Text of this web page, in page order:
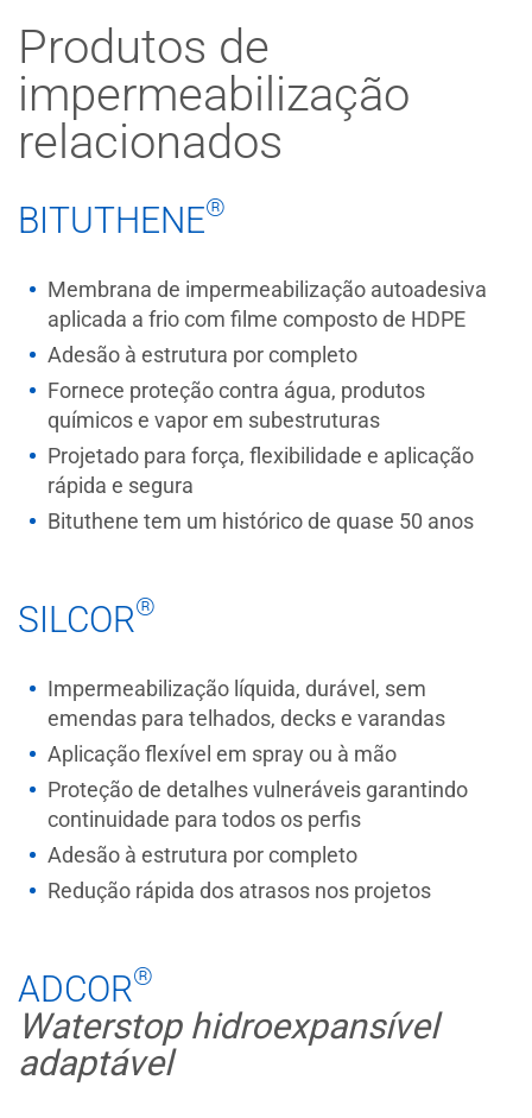
Produtos de
impermeabilização
relacionados
BITUTHENE®
Membrana de impermeabilização autoadesiva
aplicada a frio com filme composto de HDPE
Adesão à estrutura por completo
Fornece proteção contra água, produtos
químicos e vapor em subestruturas
Projetado para força, flexibilidade e aplicação
rápida e segura
Bituthene tem um histórico de quase 50 anos
SILCOR®
Impermeabilização líquida, durável, sem
emendas para telhados, decks e varandas
Aplicação flexível em spray ou à mão
Proteção de detalhes vulneráveis garantindo
continuidade para todos os perfis
Adesão à estrutura por completo
Redução rápida dos atrasos nos projetos
ADCOR®
Waterstop hidroexpansível
adaptável